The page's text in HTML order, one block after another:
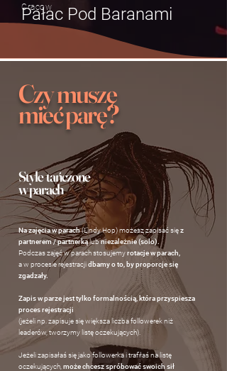
Cracow
Pałac Pod Baranami
Czy muszę
mieć parę?
Style tańczone
w parach
Na zajęcia w parach(Lindy Hop)możesz zapisać sięz
partnerem / partnerkąlubniezależnie (solo).
Podczas zajęć w parach stosujemyrotacje w parach,
a w procesie rejestracjidbamy o to, by proporcje się
zgadzały.
Zapis w parze jest tylko formalnością, która przyspiesza
proces rejestracji
(jeżeli np. zapisuje się większa liczba followerek niż
leaderów, tworzymy listę oczekujących).
Jeżeli zapisałaś się jako followerka i trafiłaś na listę
oczekujących, może chcesz spróbować swoich sił